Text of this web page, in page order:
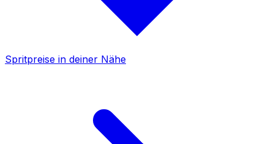
Spritpreise in deiner Nähe